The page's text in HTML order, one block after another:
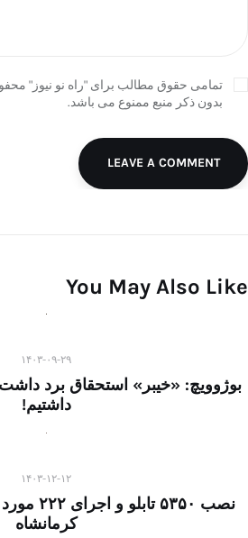
تمامی حقوق مطالب برای "راه نو نیوز"
بدون ذکر منبع ممنوع می باشد.
LEAVE A COMMENT
You May Also Like
۱۴۰۳-۰۹-۲۹
بوژوویچ: «خیبر» استحقاق برد
داشتیم!
۱۴۰۳-۱۲-۱۲
نصب ۵۳۵۰
کرمانشاه